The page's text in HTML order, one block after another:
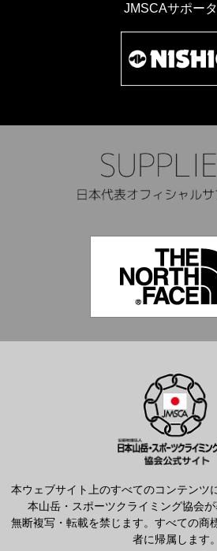
JMSCAサポー
本ウェブサイト上のすべてのコンテンツ
本山岳・スポーツクライミング協会が
無断複写・転載を禁じます。すべての商
者に帰属します。